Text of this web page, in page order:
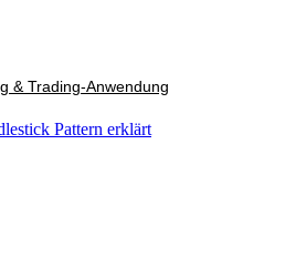
& Trading-Anwendung